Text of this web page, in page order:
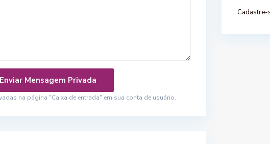
na página "Caixa de entrada" em sua conta de usuário.
Cadastre-